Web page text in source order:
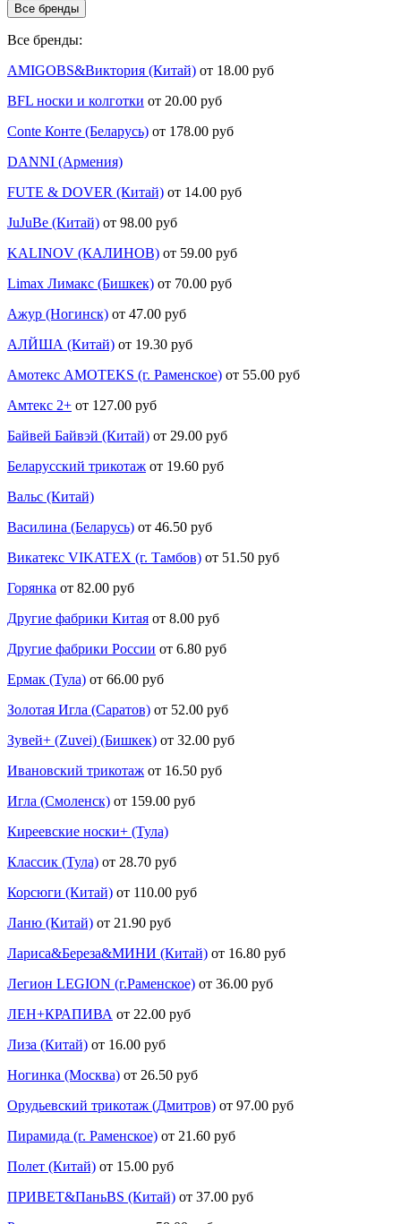
Все бренды
Все бренды:
AMIGOBS&Виктория (Китай) от 18.00 руб
BFL носки и колготки от 20.00 руб
Conte Конте (Беларусь) от 178.00 руб
DANNI (Армения)
FUTE & DOVER (Китай) от 14.00 руб
JuJuBe (Китай) от 98.00 руб
KALINOV (КАЛИНОВ) от 59.00 руб
Limax Лимакс (Бишкек) от 70.00 руб
Ажур (Ногинск) от 47.00 руб
АЛЙША (Китай) от 19.30 руб
Амотекс AMOTEKS (г. Раменское) от 55.00 руб
Амтекс 2+ от 127.00 руб
Байвей Байвэй (Китай) от 29.00 руб
Беларусский трикотаж от 19.60 руб
Вальс (Китай)
Василина (Беларусь) от 46.50 руб
Викатекс VIKATEX (г. Тамбов) от 51.50 руб
Горянка от 82.00 руб
Другие фабрики Китая от 8.00 руб
Другие фабрики России от 6.80 руб
Ермак (Тула) от 66.00 руб
Золотая Игла (Саратов) от 52.00 руб
Зувей+ (Zuvei) (Бишкек) от 32.00 руб
Ивановский трикотаж от 16.50 руб
Игла (Смоленск) от 159.00 руб
Киреевские носки+ (Тула)
Классик (Тула) от 28.70 руб
Корсюги (Китай) от 110.00 руб
Ланю (Китай) от 21.90 руб
Лариса&Береза&МИНИ (Китай) от 16.80 руб
Легион LEGION (г.Раменское) от 36.00 руб
ЛЕН+КРАПИВА от 22.00 руб
Лиза (Китай) от 16.00 руб
Ногинка (Москва) от 26.50 руб
Орудьевский трикотаж (Дмитров) от 97.00 руб
Пирамида (г. Раменское) от 21.60 руб
Полет (Китай) от 15.00 руб
ПРИВЕТ&ПаньBS (Китай) от 37.00 руб